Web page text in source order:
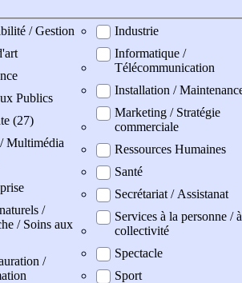
/ Gestion
Publics
(27)
Multimédia
/
/ Soins aux
/
Industrie
Informatique /
Télécommunication
Installation /
Marketing / Stratégie
commerciale
Ressources Humaines
Santé
Secrétariat / Assistanat
Services à la personne /
collectivité
Spectacle
Sport